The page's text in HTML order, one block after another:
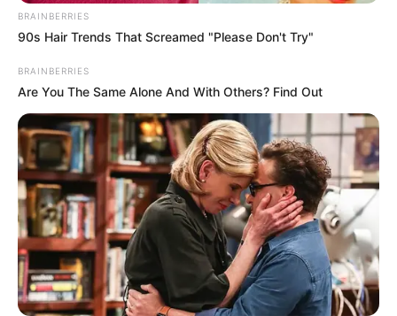
BRAINBERRIES
90s Hair Trends That Screamed "Please Don't Try"
BRAINBERRIES
Are You The Same Alone And With Others? Find Out